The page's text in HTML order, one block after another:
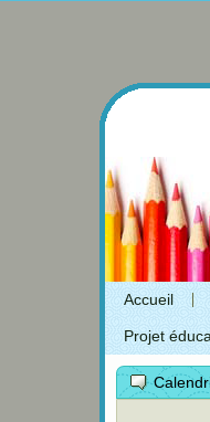
Accueil
Projet